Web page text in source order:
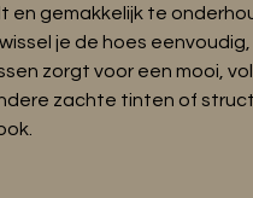
en gemakkelijk te
je de hoes
zorgt voor een mooi, vol
zachte tinten of